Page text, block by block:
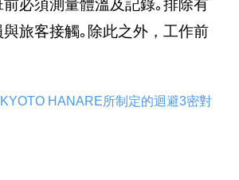
必須測量體溫及記錄｡排除有
旅客接觸｡除此之外，工作前
HANARE所制定的迴避3密對